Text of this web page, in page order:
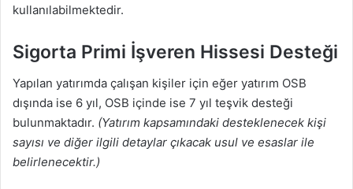
kullanılabilmektedir.
Sigorta Primi İşveren Hissesi Desteği
Yapılan yatırımda çalışan kişiler için eğer yatırım OSB
dışında ise 6 yıl, OSB içinde ise 7 yıl teşvik desteği
bulunmaktadır. (Yatırım kapsamındaki desteklenecek kişi
sayısı ve diğer ilgili detaylar çıkacak usul ve esaslar ile
belirlenecektir.)